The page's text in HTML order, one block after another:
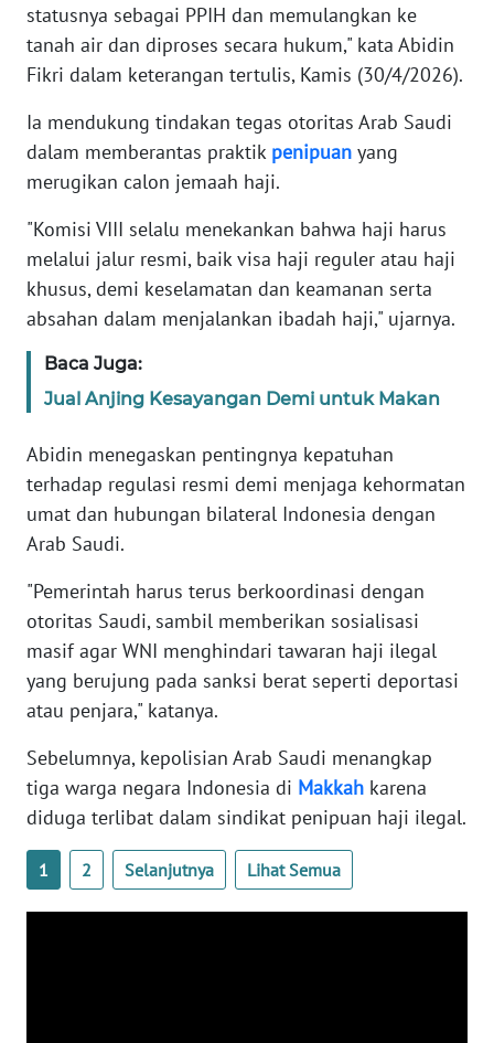
statusnya sebagai PPIH dan memulangkan ke
tanah air dan diproses secara hukum," kata Abidin
Fikri dalam keterangan tertulis, Kamis (30/4/2026).
Ia mendukung tindakan tegas otoritas Arab Saudi
dalam memberantas praktik penipuan yang
merugikan calon jemaah haji.
"Komisi VIII selalu menekankan bahwa haji harus
melalui jalur resmi, baik visa haji reguler atau haji
khusus, demi keselamatan dan keamanan serta
absahan dalam menjalankan ibadah haji," ujarnya.
Baca Juga:
Jual Anjing Kesayangan Demi untuk Makan
Abidin menegaskan pentingnya kepatuhan
terhadap regulasi resmi demi menjaga kehormatan
umat dan hubungan bilateral Indonesia dengan
Arab Saudi.
"Pemerintah harus terus berkoordinasi dengan
otoritas Saudi, sambil memberikan sosialisasi
masif agar WNI menghindari tawaran haji ilegal
yang berujung pada sanksi berat seperti deportasi
atau penjara," katanya.
Sebelumnya, kepolisian Arab Saudi menangkap
tiga warga negara Indonesia di Makkah karena
diduga terlibat dalam sindikat penipuan haji ilegal.
1 2 Selanjutnya Lihat Semua
REDAKSI
DISCLAIMER
Wahana
News
Regional
WN
WN
WN
JABAR
BANTEN
WN
KEPRI
WN
PAPUA
WN
PAPUA